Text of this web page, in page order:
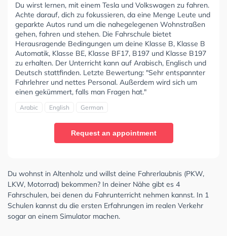
Du wirst lernen, mit einem Tesla und Volkswagen zu fahren.
Achte darauf, dich zu fokussieren, da eine Menge Leute und
geparkte Autos rund um die nahegelegenen Wohnstraßen
gehen, fahren und stehen. Die Fahrschule bietet
Herausragende Bedingungen um deine Klasse B, Klasse B
Automatik, Klasse BE, Klasse BF17, B197 und Klasse B197
zu erhalten. Der Unterricht kann auf Arabisch, Englisch und
Deutsch stattfinden. Letzte Bewertung: "Sehr entspannter
Fahrlehrer und nettes Personal. Außerdem wird sich um
einen gekümmert, falls man Fragen hat."
Arabic English German
Request an appointment
Du wohnst in Altenholz und willst deine Fahrerlaubnis (PKW,
LKW, Motorrad) bekommen? In deiner Nähe gibt es 4
Fahrschulen, bei denen du Fahrunterricht nehmen kannst. In 1
Schulen kannst du die ersten Erfahrungen im realen Verkehr
sogar an einem Simulator machen.